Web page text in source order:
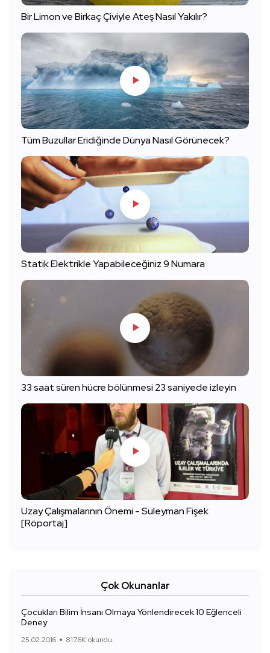
Bir Limon ve Birkaç Çiviyle Ateş Nasıl Yakılır?
Tüm Buzullar Eridiğinde Dünya Nasıl Görünecek?
Statik Elektrikle Yapabileceğiniz 9 Numara
33 saat süren hücre bölünmesi 23 saniyede izleyin
Uzay Çalışmalarının Önemi - Süleyman Fişek
[Röportaj]
Çok Okunanlar
Çocukları Bilim İnsanı Olmaya Yönlendirecek 10 Eğlenceli
Deney
25.02.2016 817.6K okundu.